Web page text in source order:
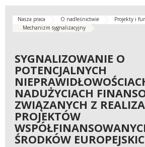
Nasza praca O nadleśnictwie
Projekty i
Mechanizm sygnalizacyjny
SYGNALIZOWANIE O
POTENCJALNYCH
NADUŻYCIACH
ZWIĄZANYCH Z
PROJEKTÓW
ŚRODKÓW